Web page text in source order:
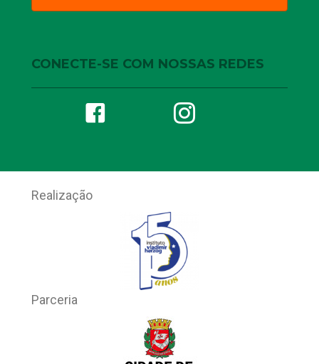
CONECTE-SE COM NOSSAS REDES
Realização
Parceria